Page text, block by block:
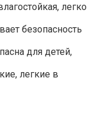
легко
безопасность
для детей,
легкие в